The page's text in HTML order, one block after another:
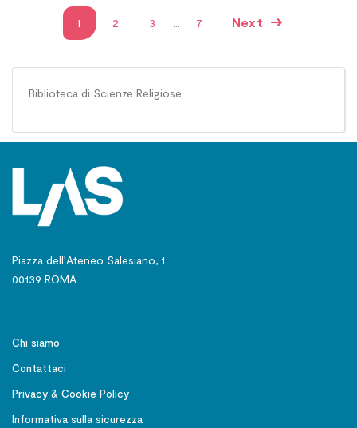
1 2 3 7 Next
Biblioteca di Scienze Religiose
Piazza dell’Ateneo Salesiano, 1
00139 ROMA
Chi siamo
Contattaci
Privacy & Cookie Policy
Informativa sulla sicurezza